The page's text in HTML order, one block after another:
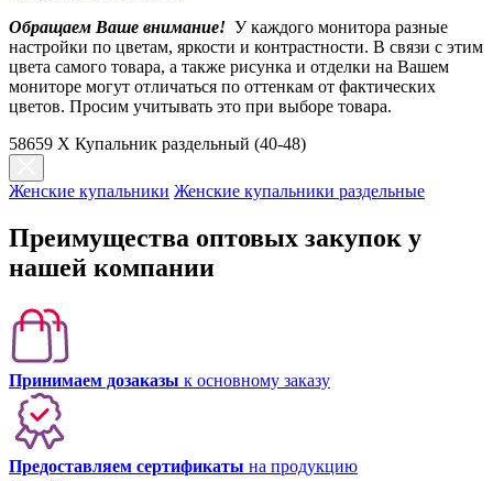
Обращаем Ваше внимание! У каждого монитора разные
настройки по цветам, яркости и контрастности. В связи с этим
цвета самого товара, а также рисунка и отделки на Вашем
мониторе могут отличаться по оттенкам от фактических
цветов. Просим учитывать это при выборе товара.
58659 X Купальник раздельный (40-48)
Женские купальники Женские купальники раздельные
Преимущества оптовых закупок у
нашей компании
Принимаем дозаказы к основному заказу
Предоставляем сертификаты на продукцию